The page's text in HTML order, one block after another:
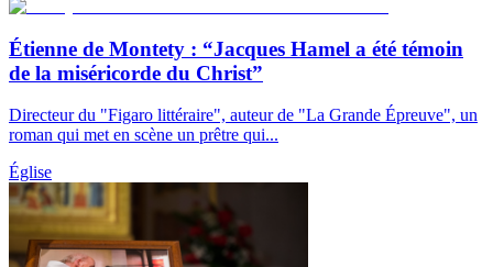
Étienne de Montety : “Jacques Hamel a été témoin
de la miséricorde du Christ”
Directeur du "Figaro littéraire", auteur de "La Grande Épreuve", un
roman qui met en scène un prêtre qui...
Église